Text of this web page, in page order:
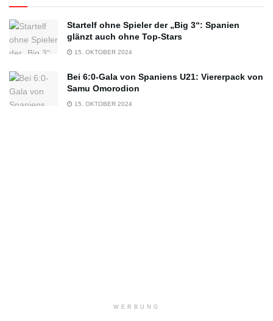
Startelf ohne Spieler der „Big 3“: Spanien
glänzt auch ohne Top-Stars
15. OKTOBER 2024
Bei 6:0-Gala von Spaniens U21: Viererpack von
Samu Omorodion
15. OKTOBER 2024
WERBUNG